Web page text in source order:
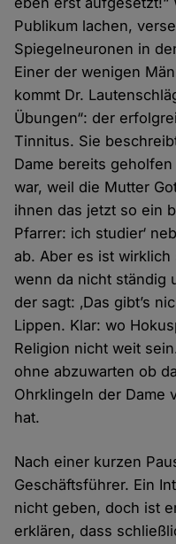
Publikum lachen,
Spiegelneuronen in
Einer der wenigen
kommt Dr.
Übungen“: der
Tinnitus. Sie
Dame bereits
war, weil die Mutter
ihnen das jetzt so ein
Pfarrer: ich studier‘
ab. Aber es ist
wenn da nicht ständig
der sagt: ‚Das gibt’s
Lippen. Klar: wo
Religion nicht weit
ohne abzuwarten ob
Ohrklingeln der Dame
hat.
Nach einer kurzen
Geschäftsführer. Ein
nicht geben, doch ist
erklären, dass